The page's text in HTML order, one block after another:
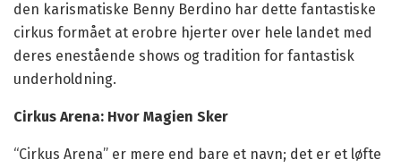
den karismatiske Benny Berdino har dette fantastiske
cirkus formået at erobre hjerter over hele landet med
deres enestående shows og tradition for fantastisk
underholdning.
Cirkus Arena: Hvor Magien Sker
“Cirkus Arena” er mere end bare et navn; det er et løfte